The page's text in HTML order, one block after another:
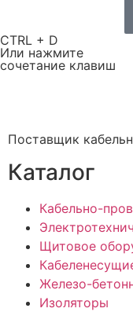
CTRL + D
Или нажмите
сочетание клавиш
Поставщик
Каталог
Кабельно-
Щитовое
Железо-
Изоляторы